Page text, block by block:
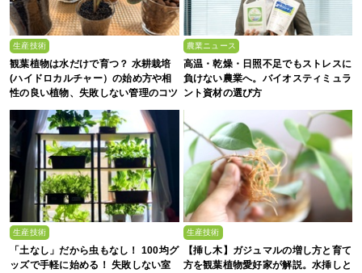
生産技術
観葉植物は水だけで育つ？ 水耕栽培
(ハイドロカルチャー）の始め方や相
性の良い植物、失敗しない管理のコツ
農業ニュース
高温・乾燥・日照不足でもストレスに
負けない農業へ。バイオスティミュラ
ント資材の選び方
生産技術
「土なし」だから虫もなし！ 100均グ
ッズで手軽に始める！ 失敗しない室
生産技術
【挿し木】ガジュマルの増し方と育て
方を観葉植物愛好家が解説。水挿しと